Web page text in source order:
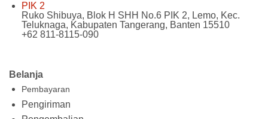
Belanja
Pembayaran
Pengiriman
PIK 2
Ruko Shibuya, Blok H SHH No.6 PIK 2, Lemo, Kec.
Teluknaga, Kabupaten Tangerang, Banten 15510
+62 811-8115-090